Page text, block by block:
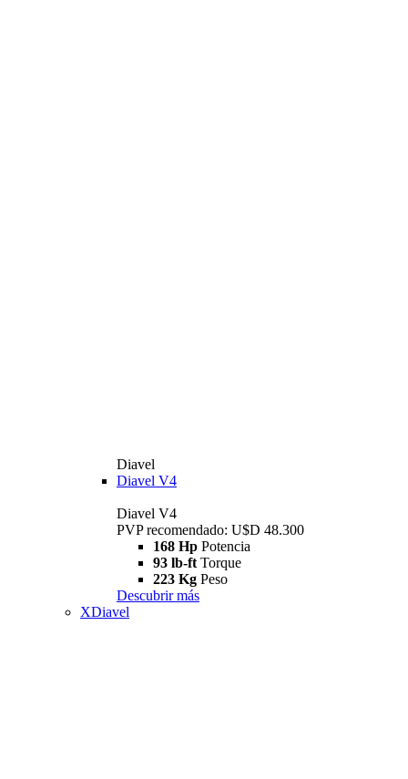
Diavel
Diavel V4
Diavel V4
PVP recomendado: U$D 48.300
168 Hp Potencia
93 lb-ft Torque
223 Kg Peso
Descubrir más
XDiavel